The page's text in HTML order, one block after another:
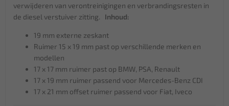
verwijderen van verontreinigingen en verbrandingsresten in
de diesel verstuiver zitting. Inhoud:
19 mm externe zeskant
Ruimer 15 x 19 mm past op verschillende merken en
modellen
17 x 17 mm ruimer past op BMW, PSA, Renault
17 x 19 mm ruimer passend voor Mercedes-Benz CDI
17 x 21 mm offset ruimer passend voor Fiat, Iveco